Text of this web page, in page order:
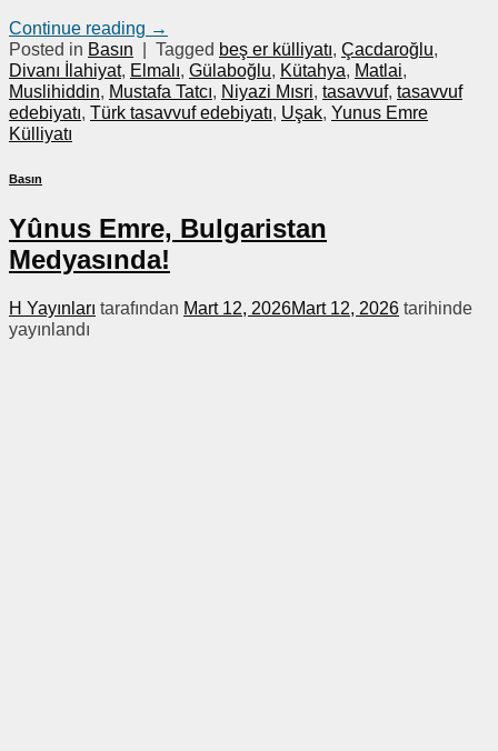
Continue reading →
Posted in Basın | Tagged beş er külliyatı, Çacdaroğlu,
Divanı İlahiyat, Elmalı, Gülaboğlu, Kütahya, Matlai,
Muslihiddin, Mustafa Tatcı, Niyazi Mısri, tasavvuf, tasavvuf
edebiyatı, Türk tasavvuf edebiyatı, Uşak, Yunus Emre
Külliyatı
Basın
Yûnus Emre, Bulgaristan
Medyasında!
H Yayınları tarafından Mart 12, 2026Mart 12, 2026 tarihinde
yayınlandı